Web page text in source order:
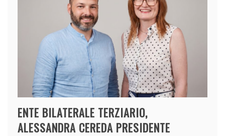
ENTE BILATERALE TERZIARIO,
ALESSANDRA CEREDA PRESIDENTE